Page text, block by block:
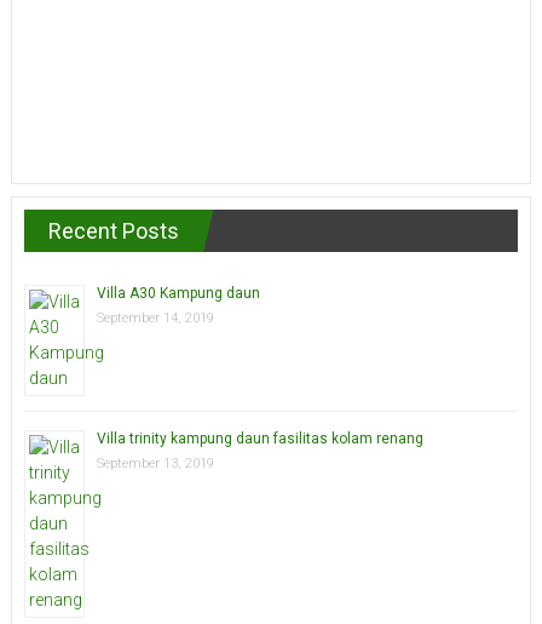
Recent Posts
Villa A30 Kampung daun
September 14, 2019
Villa trinity kampung daun fasilitas kolam renang
September 13, 2019